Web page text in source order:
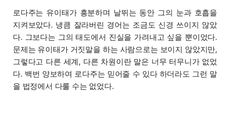
로다주는 유이태가 흥분하며 날뛰는 동안 그의 눈과 호흡을
지켜보았다. 냉큼 잘라버린 경어는 조금도 신경 쓰이지 않았
다. 그보다는 그의 태도에서 진실을 가려내고 싶을 뿐이었다.
문제는 유이태가 거짓말을 하는 사람으로는 보이지 않았지만,
그렇다고 다른 세계, 다른 차원이란 말은 너무 터무니가 없었
다. 백번 양보하여 로다주는 믿어줄 수 있다 하더라도 그런 말
을 법정에서 다룰 수는 없었다.